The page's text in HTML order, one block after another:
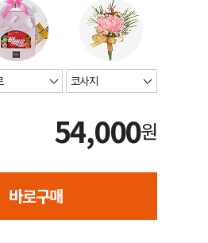
54,000원
바로구매